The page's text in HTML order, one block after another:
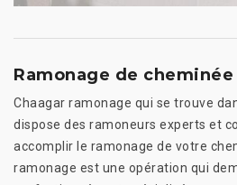
Ramonage de
Chaagar ramonage qui se trouve
dispose des ramoneurs experts et
accomplir le ramonage de votre
ramonage est une opération qui